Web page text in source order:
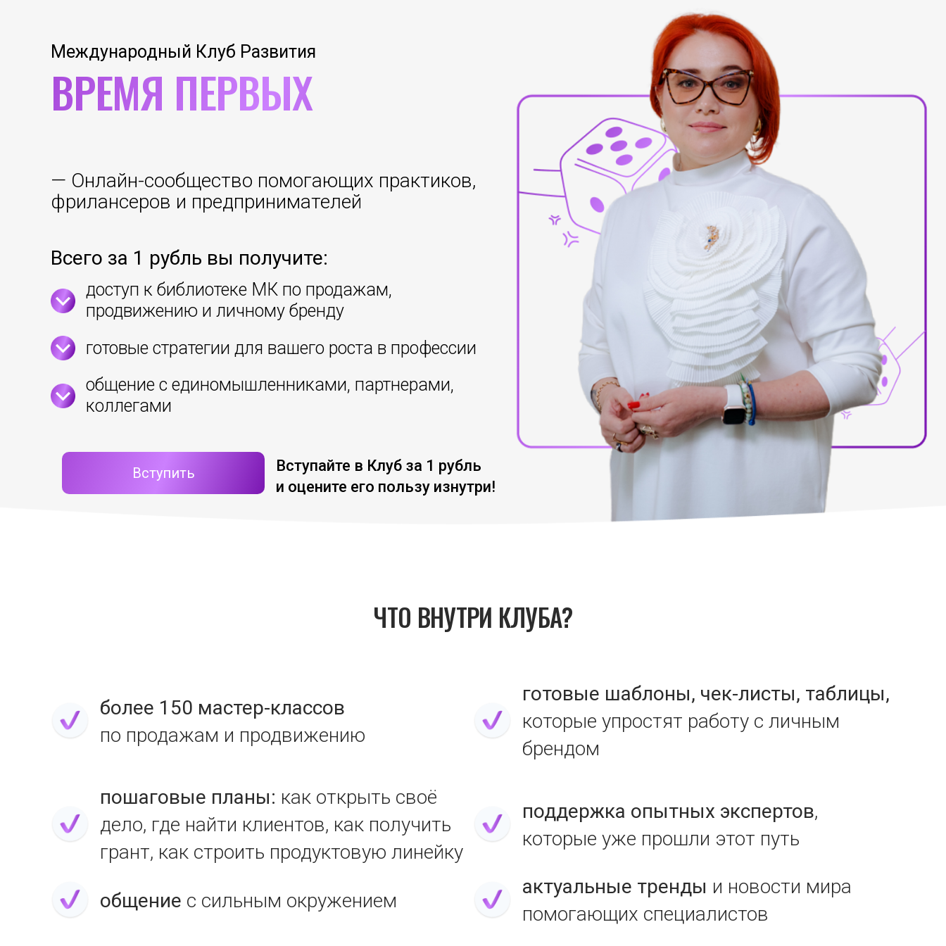
Международный Клуб Развития
ВРЕМЯ ПЕРВЫХ
— Онлайн-сообщество помогающих практиков,
фрилансеров и предпринимателей
Всего за 1 рубль вы получите:
доступ к библиотеке МК по продажам,
продвижению и личному бренду
готовые стратегии для вашего роста в профессии
общение с единомышленниками, партнерами,
коллегами
Вступить
Вступайте в Клуб за 1 рубль
и оцените его пользу изнутри!
ЧТО ВНУТРИ КЛУБА?
более 150 мастер-классов
по продажам и продвижению
готовые шаблоны, чек-листы, таблицы,
которые упростят работу с личным
брендом
пошаговые планы: как открыть своё
дело, где найти клиентов, как получить
грант, как строить продуктовую линейку
поддержка опытных экспертов,
которые уже прошли этот путь
общение с сильным окружением
актуальные тренды и новости мира
помогающих специалистов